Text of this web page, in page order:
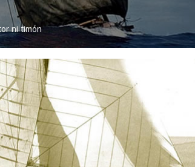
ni timón